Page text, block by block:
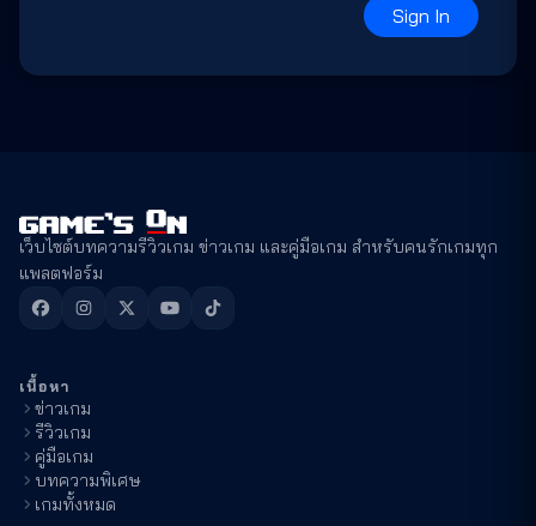
Sign In
เว็บไซต์บทความรีวิวเกม ข่าวเกม และคู่มือเกม สำหรับคนรักเกมทุก
แพลตฟอร์ม
เนื้อหา
ข่าวเกม
รีวิวเกม
คู่มือเกม
บทความพิเศษ
เกมทั้งหมด